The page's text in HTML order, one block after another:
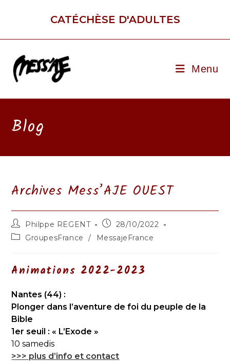
CATÉCHÈSE D'ADULTES
Menu
Blog
Archives Mess’AJE OUEST
Auteur/autrice
de
la
Philppe REGENT
Publication
publiée :
28/10/2022
PostGroupesFrance / MessajeFrance
Animations 2022-2023
Nantes (44) :
Plonger dans l’aventure de foi du peuple de la
Bible
1er seuil : « L’Exode »
10 samedis
>>> plus d’info et contact